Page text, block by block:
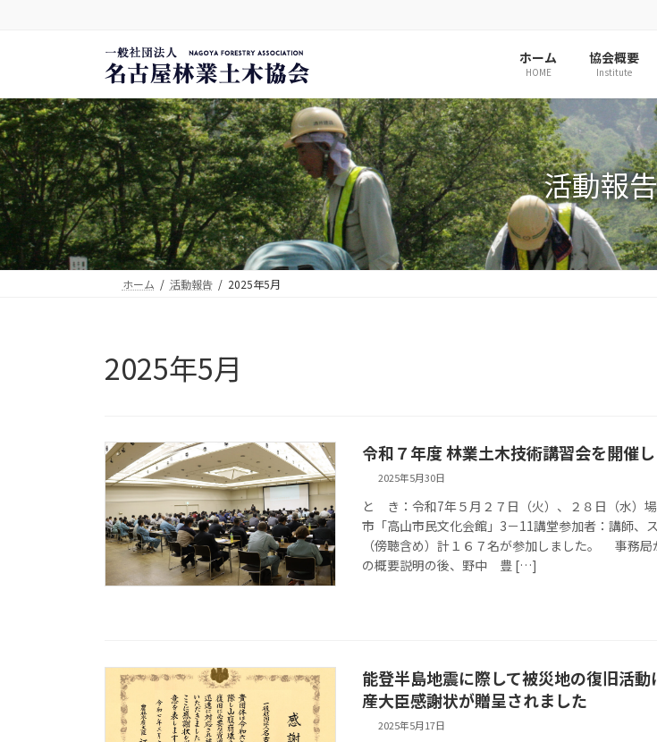
ツ
へ
ス
キ
ッ
プ
シ
ョ
ン
に
移
動
ホーム
HOME
協会概要
Institute
活動報告
ホーム 活動報告 2025年5月
2025年5月
令和７年度 林業土木技術講習会を開催
2025年5月30日
と き：令和7年５月２７日（火）、２８日（水）
市「高山市民文化会館」3－11講堂参加者：講師、
（傍聴含め）計１６７名が参加しました。 事務局
の概要説明の後、野中 豊 […]
能登半島地震に際して被災地の復旧活動
産大臣感謝状が贈呈されました
2025年5月17日